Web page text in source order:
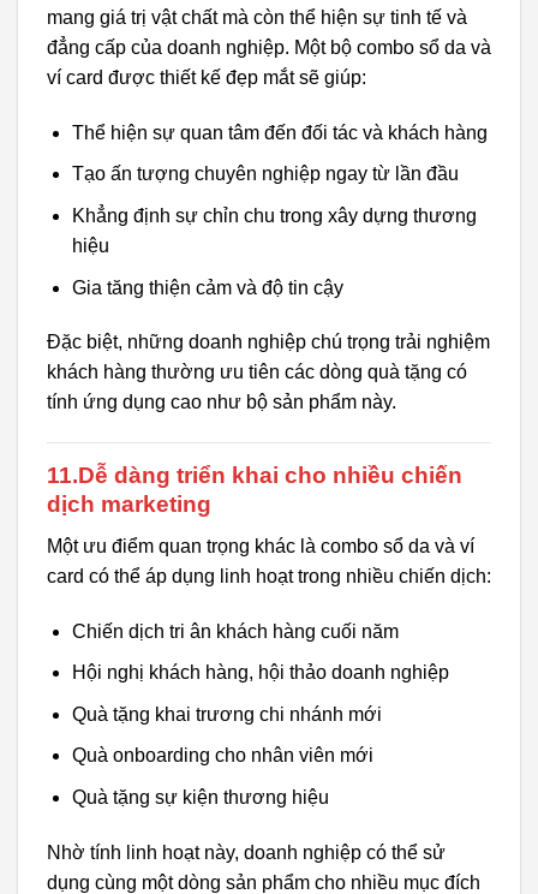
mang giá trị vật chất mà còn thể hiện sự tinh tế và
đẳng cấp của doanh nghiệp. Một bộ combo sổ da và
ví card được thiết kế đẹp mắt sẽ giúp:
Thể hiện sự quan tâm đến đối tác và khách hàng
Tạo ấn tượng chuyên nghiệp ngay từ lần đầu
Khẳng định sự chỉn chu trong xây dựng thương
hiệu
Gia tăng thiện cảm và độ tin cậy
Đặc biệt, những doanh nghiệp chú trọng trải nghiệm
khách hàng thường ưu tiên các dòng quà tặng có
tính ứng dụng cao như bộ sản phẩm này.
11.Dễ dàng triển khai cho nhiều chiến
dịch marketing
Một ưu điểm quan trọng khác là combo sổ da và ví
card có thể áp dụng linh hoạt trong nhiều chiến dịch:
Chiến dịch tri ân khách hàng cuối năm
Hội nghị khách hàng, hội thảo doanh nghiệp
Quà tặng khai trương chi nhánh mới
Quà onboarding cho nhân viên mới
Quà tặng sự kiện thương hiệu
Nhờ tính linh hoạt này, doanh nghiệp có thể sử
dụng cùng một dòng sản phẩm cho nhiều mục đích